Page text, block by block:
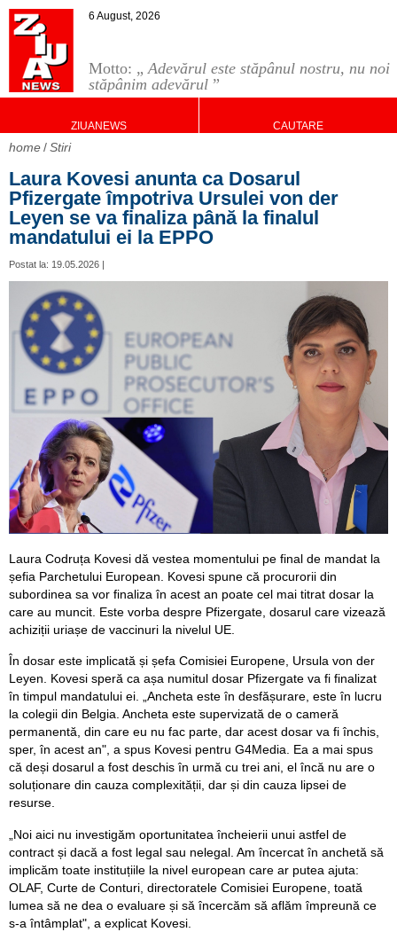
Motto: „Adevărul este stăpânul nostru, nu noi
stăpânim adevărul ”
6 August, 2026
ZIUANEWS CAUTARE
home Stiri
Laura Kovesi anunta ca Dosarul
Pfizergate împotriva Ursulei von der
Leyen se va finaliza până la finalul
mandatului ei la EPPO
Postat la: 19.05.2026 |
Laura Codruța Kovesi dă vestea momentului pe final de mandat la
șefia Parchetului European. Kovesi spune că procurorii din
subordinea sa vor finaliza în acest an poate cel mai titrat dosar la
care au muncit. Este vorba despre Pfizergate, dosarul care vizează
achiziții uriașe de vaccinuri la nivelul UE.
În dosar este implicată și șefa Comisiei Europene, Ursula von der
Leyen. Kovesi speră ca așa numitul dosar Pfizergate va fi finalizat
în timpul mandatului ei. „Ancheta este în desfășurare, este în lucru
la colegii din Belgia. Ancheta este supervizată de o cameră
permanentă, din care eu nu fac parte, dar acest dosar va fi închis,
sper, în acest an", a spus Kovesi pentru G4Media. Ea a mai spus
că deși dosarul a fost deschis în urmă cu trei ani, el încă nu are o
soluționare din cauza complexității, dar și din cauza lipsei de
resurse.
„Noi aici nu investigăm oportunitatea încheierii unui astfel de
contract și dacă a fost legal sau nelegal. Am încercat în anchetă să
implicăm toate instituțiile la nivel european care ar putea ajuta:
OLAF, Curte de Conturi, directoratele Comisiei Europene, toată
lumea să ne dea o evaluare și să încercăm să aflăm împreună ce
s-a întâmplat", a explicat Kovesi.